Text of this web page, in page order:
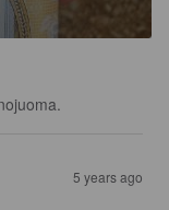
5 years ago